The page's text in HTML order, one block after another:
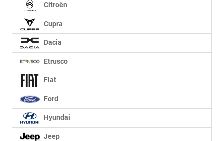
Citroën
Cupra
Dacia
Etrusco
Fiat
Ford
Hyundai
Jeep